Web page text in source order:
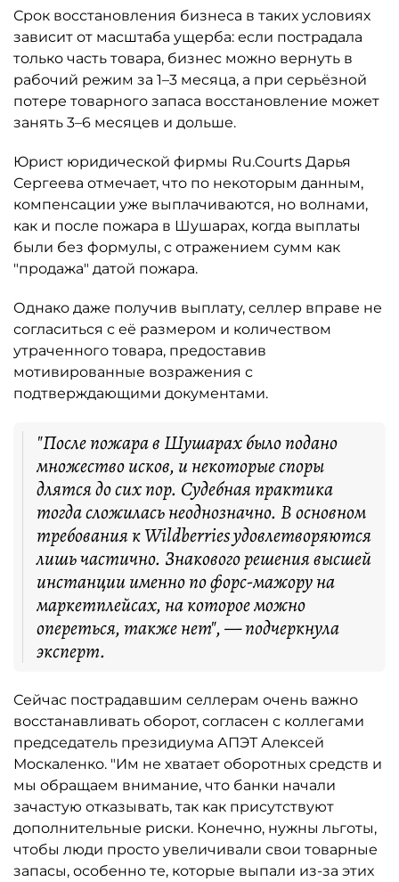
Срок восстановления бизнеса в таких условиях
зависит от масштаба ущерба: если пострадала
только часть товара, бизнес можно вернуть в
рабочий режим за 1–3 месяца, а при серьёзной
потере товарного запаса восстановление может
занять 3–6 месяцев и дольше.
Юрист юридической фирмы Ru.Courts Дарья
Сергеева отмечает, что по некоторым данным,
компенсации уже выплачиваются, но волнами,
как и после пожара в Шушарах, когда выплаты
были без формулы, с отражением сумм как
"продажа" датой пожара.
Однако даже получив выплату, селлер вправе не
согласиться с её размером и количеством
утраченного товара, предоставив
мотивированные возражения с
подтверждающими документами.
"После пожара в Шушарах было подано
множество исков, и некоторые споры
длятся до сих пор. Судебная практика
тогда сложилась неоднозначно. В основном
требования к Wildberries удовлетворяются
лишь частично. Знакового решения высшей
инстанции именно по форс-мажору на
маркетплейсах, на которое можно
опереться, также нет", — подчеркнула
эксперт.
Сейчас пострадавшим селлерам очень важно
восстанавливать оборот, согласен с коллегами
председатель президиума АПЭТ Алексей
Москаленко. "Им не хватает оборотных средств и
мы обращаем внимание, что банки начали
зачастую отказывать, так как присутствуют
дополнительные риски. Конечно, нужны льготы,
чтобы люди просто увеличивали свои товарные
запасы, особенно те, которые выпали из-за этих